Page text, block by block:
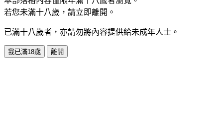
若您未滿十八歲，請立即離開。
已滿十八歲者，亦請勿將內容提供給未成年人士。
我已滿18歲 離開